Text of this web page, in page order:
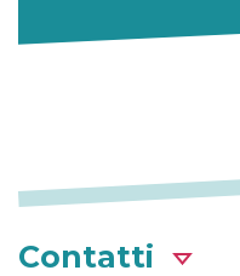
Contatti